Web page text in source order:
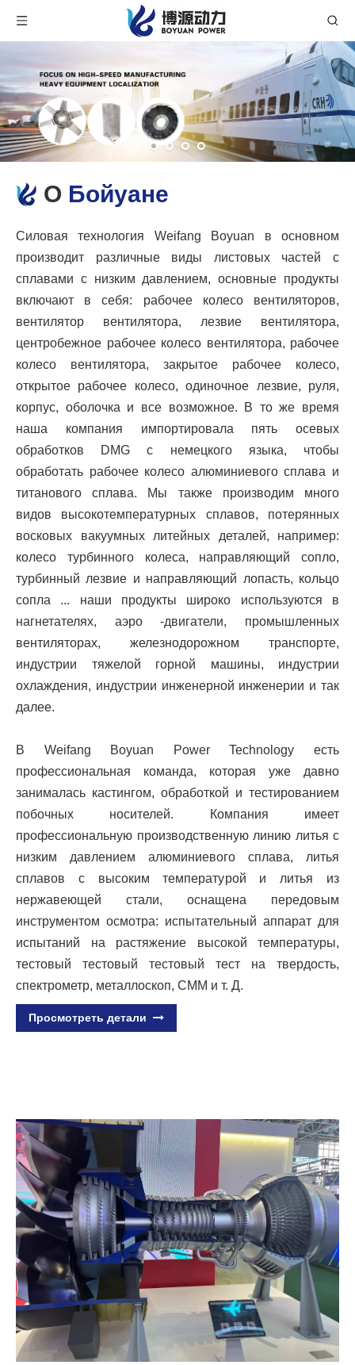
О Бойуане
Силовая технология Weifang Boyuan в основном
производит различные виды листовых частей с
сплавами с низким давлением, основные продукты
включают в себя: рабочее колесо вентиляторов,
вентилятор вентилятора, лезвие вентилятора,
центробежное рабочее колесо вентилятора, рабочее
колесо вентилятора, закрытое рабочее колесо,
открытое рабочее колесо, одиночное лезвие, руля,
корпус, оболочка и все возможное. В то же время
наша компания импортировала пять осевых
обработков DMG с немецкого языка, чтобы
обработать рабочее колесо алюминиевого сплава и
титанового сплава. Мы также производим много
видов высокотемпературных сплавов, потерянных
восковых вакуумных литейных деталей, например:
колесо турбинного колеса, направляющий сопло,
турбинный лезвие и направляющий лопасть, кольцо
сопла ... наши продукты широко используются в
нагнетателях, аэро -двигатели, промышленных
вентиляторах, железнодорожном транспорте,
индустрии тяжелой горной машины, индустрии
охлаждения, индустрии инженерной инженерии и так
далее.
В Weifang Boyuan Power Technology есть
профессиональная команда, которая уже давно
занималась кастингом, обработкой и тестированием
побочных носителей. Компания имеет
профессиональную производственную линию литья с
низким давлением алюминиевого сплава, литья
сплавов с высоким температурой и литья из
нержавеющей стали, оснащена передовым
инструментом осмотра: испытательный аппарат для
испытаний на растяжение высокой температуры,
тестовый тестовый тестовый тест на твердость,
спектрометр, металлоскоп, CMM и т. Д.
Просмотреть детали